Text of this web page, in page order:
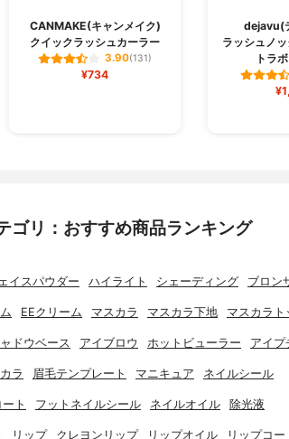
CANMAKE(キャンメイク)
クイックラッシュカーラー
3.90(131)
¥734
dejavu(
ラッシュノ
トラ
ゴリ：おすすめ商品ランキング
イスパウダー ハイライト シェーディング ブロン
EEクリーム マスカラ マスカラ下地 マスカラト
ドウベース アイブロウ ホットビューラー アイプ
ラ 眉毛テンプレート マニキュア ネイルシール
ト フットネイルシール ネイルオイル 除光液
リップ クレヨンリップ リップオイル リップコー